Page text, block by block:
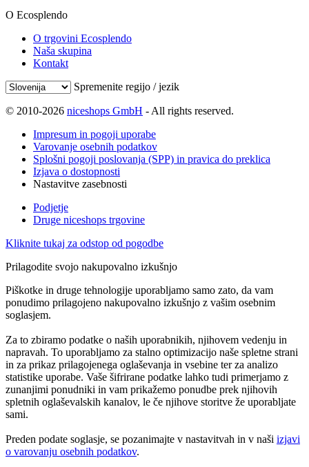
O Ecosplendo
O trgovini Ecosplendo
Naša skupina
Kontakt
Spremenite regijo / jezik
© 2010-2026 niceshops GmbH - All rights reserved.
Impresum in pogoji uporabe
Varovanje osebnih podatkov
Splošni pogoji poslovanja (SPP) in pravica do preklica
Izjava o dostopnosti
Nastavitve zasebnosti
Podjetje
Druge niceshops trgovine
Kliknite tukaj za odstop od pogodbe
Prilagodite svojo nakupovalno izkušnjo
Piškotke in druge tehnologije uporabljamo samo zato, da vam
ponudimo prilagojeno nakupovalno izkušnjo z vašim osebnim
soglasjem.
Za to zbiramo podatke o naših uporabnikih, njihovem vedenju in
napravah. To uporabljamo za stalno optimizacijo naše spletne strani
in za prikaz prilagojenega oglaševanja in vsebine ter za analizo
statistike uporabe. Vaše šifrirane podatke lahko tudi primerjamo z
zunanjimi ponudniki in vam prikažemo ponudbe prek njihovih
spletnih oglaševalskih kanalov, le če njihove storitve že uporabljate
sami.
Preden podate soglasje, se pozanimajte v nastavitvah in v naši izjavi
o varovanju osebnih podatkov.